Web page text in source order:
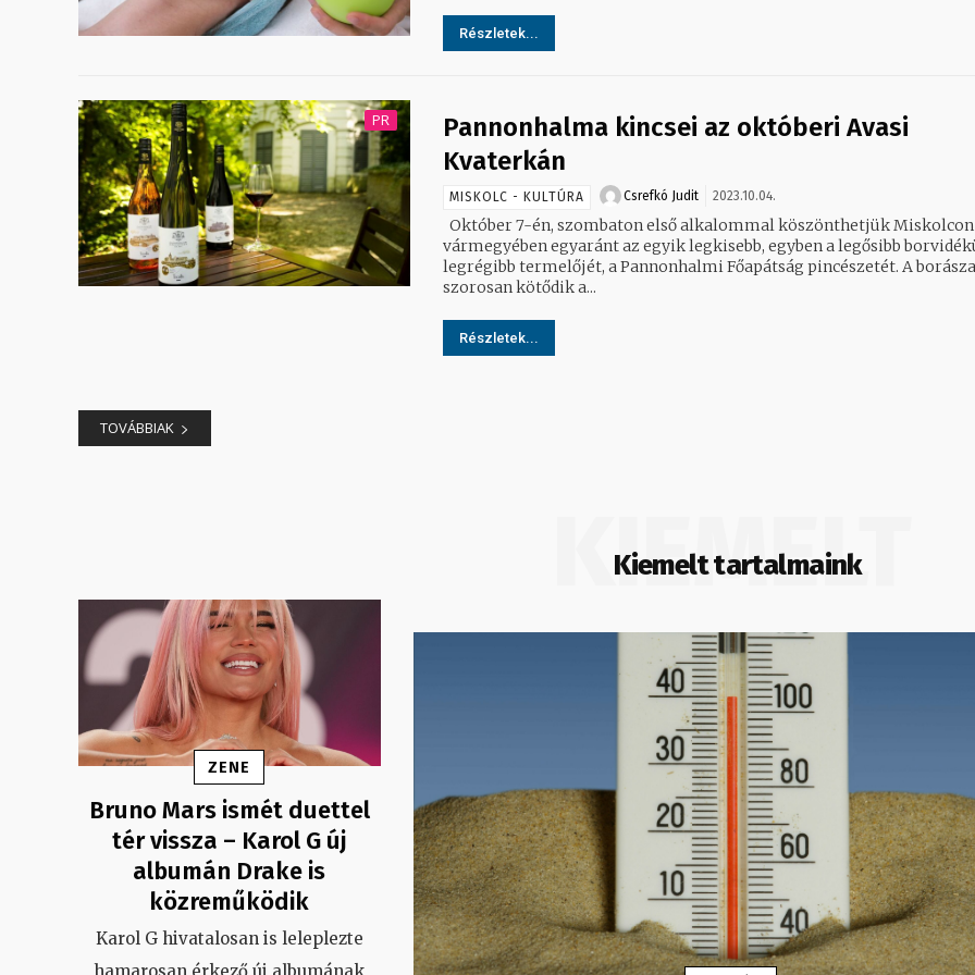
Részletek...
PR
Pannonhalma kincsei az októberi Avasi
Kvaterkán
MISKOLC - KULTÚRA Csrefkó Judit 2023.10.04.
vármegyében egyaránt az egyik legkisebb, egyben a legősibb
legrégibb termelőjét, a Pannonhalmi Főapátság pincészetét. A borászat
szorosan kötődik a...
Részletek...
TOVÁBBIAK
Kiemelt tartalmaink
KIEMELT
ZENE
Bruno Mars ismét duettel
tér vissza – Karol G új
albumán Drake is
közreműködik
Karol G hivatalosan is leleplezte